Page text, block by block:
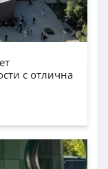
с отлична